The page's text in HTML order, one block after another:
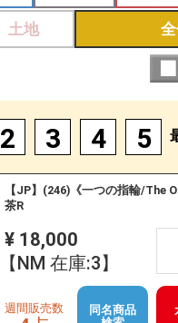
土地
2 3 4 5
【JP】(246)《一つの指輪/The
茶R
¥ 18,000
【NM 在庫:3】
週間販売数
同名商品